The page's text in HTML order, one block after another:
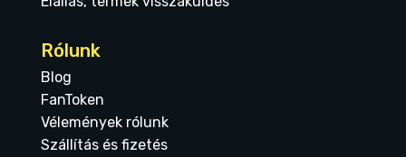
Rólunk
Blog
FanToken
Vélemények rólunk
Szállítás és fizetés